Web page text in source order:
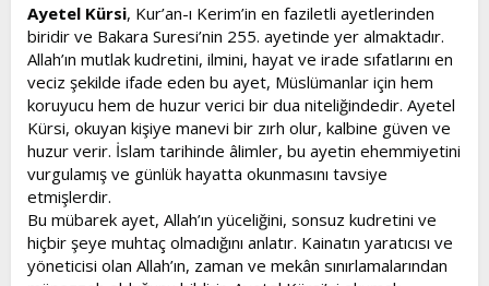
l
a
a
n
a
h
i
Ayetel Kürsi, Kur’an-ı Kerim’in en faziletli ayetlerinden
biridir ve Bakara Suresi’nin 255. ayetinde yer almaktadır.
Allah’ın mutlak kudretini, ilmini, hayat ve irade sıfatlarını en
veciz şekilde ifade eden bu ayet, Müslümanlar için hem
koruyucu hem de huzur verici bir dua niteliğindedir. Ayetel
Kürsi, okuyan kişiye manevi bir zırh olur, kalbine güven ve
huzur verir. İslam tarihinde âlimler, bu ayetin ehemmiyetini
vurgulamış ve günlük hayatta okunmasını tavsiye
etmişlerdir.
Bu mübarek ayet, Allah’ın yüceliğini, sonsuz kudretini ve
hiçbir şeye muhtaç olmadığını anlatır. Kainatın yaratıcısı ve
yöneticisi olan Allah’ın, zaman ve mekân sınırlamalarından